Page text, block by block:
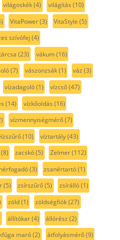
világoskék(4) világítás (10)
VitaPower(3) VitaStyle (5)
szívófej (4)
(23) vákum(16)
(7) vászonzsák(1) váz (3)
vízadagoló(1) vízcső(47)
(14) vízkőoldás (16)
vízmennyiségmérő(7)
(10) víztartály(43)
zacskó(5) Zelmer(112)
(3) zsanértartó(1)
(5) zsírszűrő(5) zsírálló(1)
zöld(1) zöldségfiók(27)
állítókar(4) állórész (2)
maró(2) átfolyásmérő(9)